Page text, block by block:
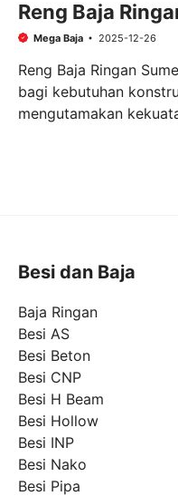
Reng Baja
Mega Baja 2025-12-26
Reng Baja Ringan
bagi kebutuhan
mengutamakan
Besi dan Baja
Baja Ringan
Besi AS
Besi Beton
Besi CNP
Besi H Beam
Besi Hollow
Besi INP
Besi Nako
Besi Pipa